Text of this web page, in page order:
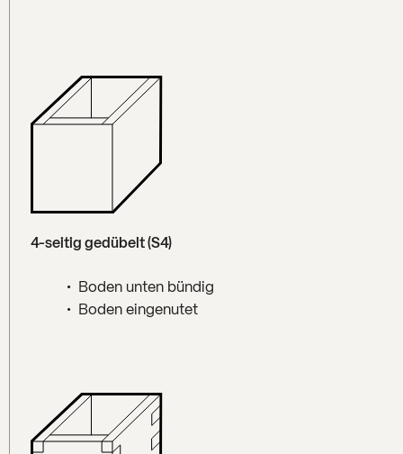
4-seitig gedübelt (S4)
Boden unten bündig
Boden eingenutet